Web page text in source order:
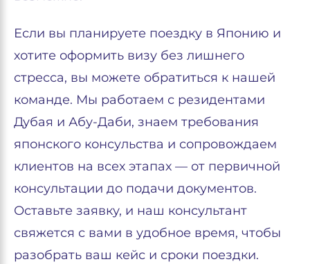
Если вы планируете поездку в Японию и
хотите оформить визу без лишнего
стресса, вы можете обратиться к нашей
команде. Мы работаем с резидентами
Дубая и Абу-Даби, знаем требования
японского консульства и сопровождаем
клиентов на всех этапах — от первичной
консультации до подачи документов.
Оставьте заявку, и наш консультант
свяжется с вами в удобное время, чтобы
разобрать ваш кейс и сроки поездки.